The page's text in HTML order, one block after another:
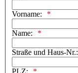
Vorname:
Name:
Straße und Haus-Nr.:
PLZ: